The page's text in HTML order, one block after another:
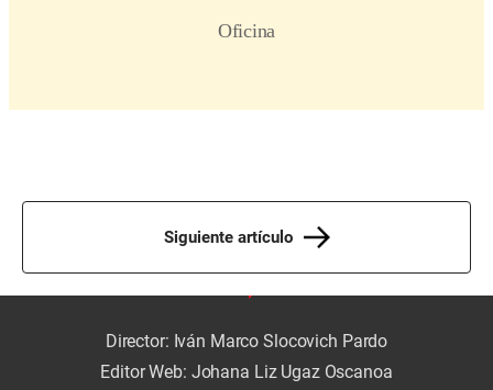
Siguiente artículo
Director: Iván Marco Slocovich Pardo
Editor Web: Johana Liz Ugaz Oscanoa